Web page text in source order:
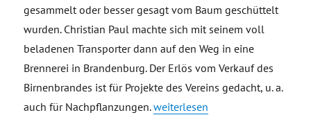
gesammelt oder besser gesagt vom Baum geschüttelt
wurden. Christian Paul machte sich mit seinem voll
beladenen Transporter dann auf den Weg in eine
Brennerei in Brandenburg. Der Erlös vom Verkauf des
Birnenbrandes ist für Projekte des Vereins gedacht, u. a.
auch für Nachpflanzungen.„Landschaftspflege ganz
weiterlesen